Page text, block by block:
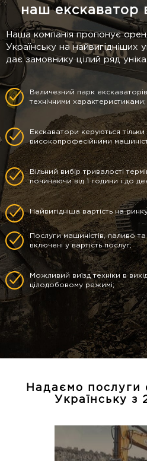
наш екскаватор
Наша компанія пропонує
Українську на найвигідніших
дає замовнику цілий ряд
Величезний парк екскаваторів
технічними характеристиками;
Екскаватори керуються
високопрофесійними
Вільний вибір тривалості
починаючи від 1 години і до
Найвигідніша вартість на
Послуги машиністів, паливо
включені у вартість послуг;
Можливий виїзд техніки в
цілодобовому режимі;
Надаємо послуги
Українську з